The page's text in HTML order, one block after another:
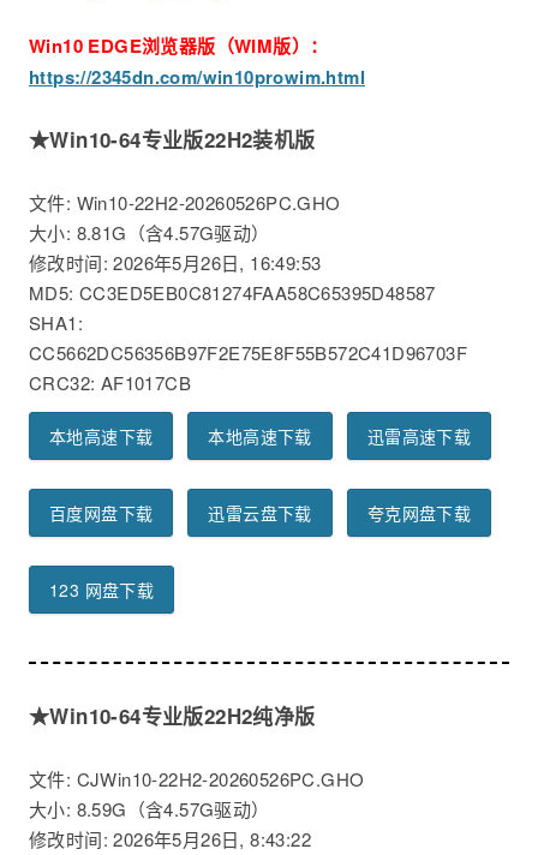
Win10 EDGE浏览器版（WIM版）：
https://2345dn.com/win10prowim.html
★Win10-64专业版22H2装机版
文件: Win10-22H2-20260526PC.GHO
大小: 8.81G（含4.57G驱动）
修改时间: 2026年5月26日, 16:49:53
MD5: CC3ED5EB0C81274FAA58C65395D48587
SHA1:
CC5662DC56356B97F2E75E8F55B572C41D96703F
CRC32: AF1017CB
本地高速下载 本地高速下载 迅雷高速下载
百度网盘下载 迅雷云盘下载 夸克网盘下载
123 网盘下载
★Win10-64专业版22H2纯净版
文件: CJWin10-22H2-20260526PC.GHO
大小: 8.59G（含4.57G驱动）
修改时间: 2026年5月26日, 8:43:22